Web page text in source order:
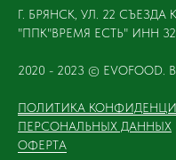
Г. БРЯНСК, УЛ. 22 СЪЕЗДА
"ППК"ВРЕМЯ ЕСТЬ" ИНН
2020 - 2023 ©
ПОЛИТИКА
ПЕРСОНАЛЬНЫХ ДАННЫХ
ОФЕРТА